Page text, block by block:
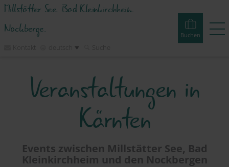
Millstätter See. Bad Kleinkirchheim.
Nockberge.
Buchen
Buchen Webcams
Unterkünfte
Erleben
Veranstaltungen in
Kärnten
Events zwischen Millstätter See, Bad
Kleinkirchheim und den Nockbergen